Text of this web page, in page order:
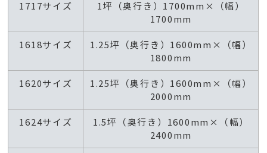
1717サイズ
1坪（奥行き）1700mm×（幅）
1700mm
1618サイズ
1.25坪（奥行き）1600mm×（幅）
1800mm
1620サイズ
1.25坪（奥行き）1600mm×（幅）
2000mm
1624サイズ
1.5坪（奥行き）1600mm×（幅）
2400mm